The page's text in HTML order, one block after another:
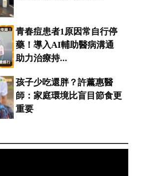
青春痘患者1原因常自行停
藥！導入AI輔助醫病溝通
助力治療持...
孩子少吃還胖？許薰惠醫
師：家庭環境比盲目節食更
重要